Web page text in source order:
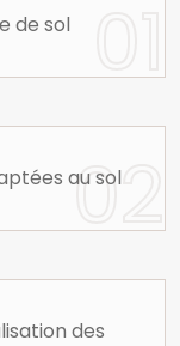
de sol
au sol
des